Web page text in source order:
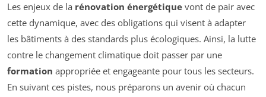
Les enjeux de la rénovation énergétique vont de pair avec
cette dynamique, avec des obligations qui visent à adapter
les bâtiments à des standards plus écologiques. Ainsi, la lutte
contre le changement climatique doit passer par une
formation appropriée et engageante pour tous les secteurs.
En suivant ces pistes, nous préparons un avenir où chacun